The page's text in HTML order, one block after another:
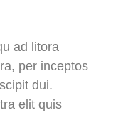
ad litora
per inceptos
dui.
elit quis